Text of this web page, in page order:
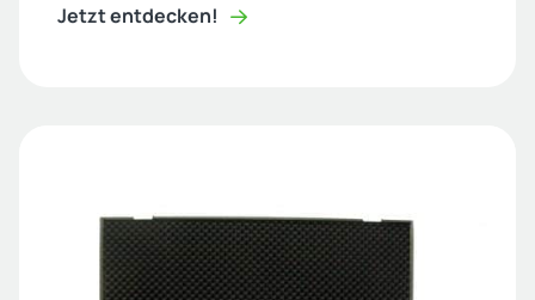
Jetzt entdecken!